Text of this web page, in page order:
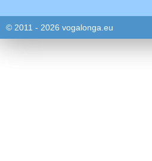
© 2011 - 2026 vogalonga.eu